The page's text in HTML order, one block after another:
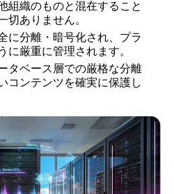
組織のものと混在すること
ありません。
に分離・暗号化され、プラ
厳重に管理されます。
タベース層での厳格な分離
コンテンツを確実に保護し